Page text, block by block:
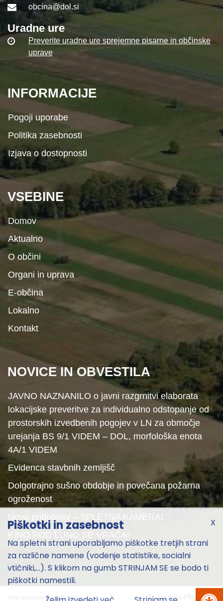
obcina@dol.si
Uradne ure
Preverite uradne ure sprejemne pisarne in občinske
uprave
INFORMACIJE
Pogoji uporabe
Politika zasebnosti
Izjava o dostopnosti
VSEBINE
Domov
Aktualno
O občini
Organi in uprava
E-občina
Lokalno
Kontakt
NOVICE IN OBVESTILA
JAVNO NAZNANILO o javni razgrnitvi elaborata
lokacijske preveritve za individualno odstopanje od
prostorskih izvedbenih pogojev v LN za območje
urejanja BS 9/1 VIDEM – DOL, morfološka enota
4A/1 VIDEM
Evidenca stavbnih zemljišč
Dolgotrajno sušno obdobje in povečana požarna
ogroženost
Nova pridobitev – SPLETNA KAMERA!
KINO POD LUNO SE VRAČA!
Vse pravice pridržane ©
Produkcija 2026
X
Piškotki in zasebnost
Na spletni strani uporabljamo piškotke tretjih strani
za različne namene (vodenje statistike, socialni
vtičniki,...). S klikom na gumb STRINJAM SE se bodo ti
piškotki namestili.